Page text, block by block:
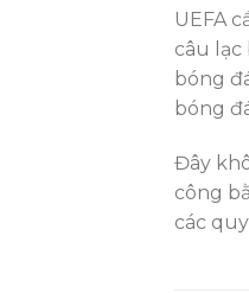
UEFA
câu lạc
bóng
bóng
Đây
công
các